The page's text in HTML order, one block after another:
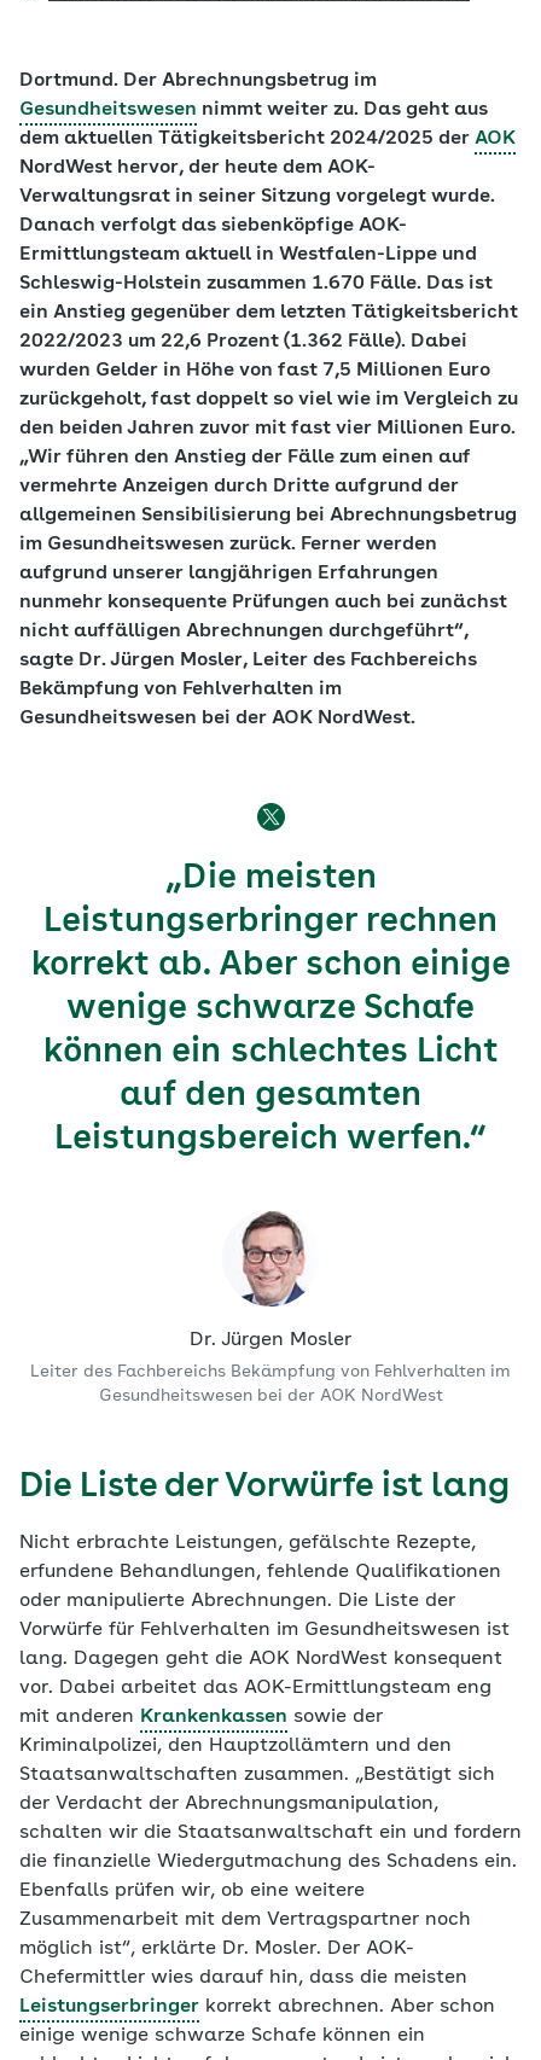
Dortmund. Der Abrechnungsbetrug im
Gesundheitswesen nimmt weiter zu. Das geht aus
dem aktuellen Tätigkeitsbericht 2024/2025 der AOK
NordWest hervor, der heute dem AOK-
Verwaltungsrat in seiner Sitzung vorgelegt wurde.
Danach verfolgt das siebenköpfige AOK-
Ermittlungsteam aktuell in Westfalen-Lippe und
Schleswig-Holstein zusammen 1.670 Fälle. Das ist
ein Anstieg gegenüber dem letzten Tätigkeitsbericht
2022/2023 um 22,6 Prozent (1.362 Fälle). Dabei
wurden Gelder in Höhe von fast 7,5 Millionen Euro
zurückgeholt, fast doppelt so viel wie im Vergleich zu
den beiden Jahren zuvor mit fast vier Millionen Euro.
„Wir führen den Anstieg der Fälle zum einen auf
vermehrte Anzeigen durch Dritte aufgrund der
allgemeinen Sensibilisierung bei Abrechnungsbetrug
im Gesundheitswesen zurück. Ferner werden
aufgrund unserer langjährigen Erfahrungen
nunmehr konsequente Prüfungen auch bei zunächst
nicht auffälligen Abrechnungen durchgeführt“,
sagte Dr. Jürgen Mosler, Leiter des Fachbereichs
Bekämpfung von Fehlverhalten im
Gesundheitswesen bei der AOK NordWest.
„Die meisten
Leistungserbringer rechnen
korrekt ab. Aber schon einige
wenige schwarze Schafe
können ein schlechtes Licht
auf den gesamten
Leistungsbereich werfen.“
Dr. Jürgen Mosler
Leiter des Fachbereichs Bekämpfung von Fehlverhalten im
Gesundheitswesen bei der AOK NordWest
Die Liste der Vorwürfe ist lang
Nicht erbrachte Leistungen, gefälschte Rezepte,
erfundene Behandlungen, fehlende Qualifikationen
oder manipulierte Abrechnungen. Die Liste der
Vorwürfe für Fehlverhalten im Gesundheitswesen ist
lang. Dagegen geht die AOK NordWest konsequent
vor. Dabei arbeitet das AOK-Ermittlungsteam eng
mit anderen Krankenkassen sowie der
Kriminalpolizei, den Hauptzollämtern und den
Staatsanwaltschaften zusammen. „Bestätigt sich
der Verdacht der Abrechnungsmanipulation,
schalten wir die Staatsanwaltschaft ein und fordern
die finanzielle Wiedergutmachung des Schadens ein.
Ebenfalls prüfen wir, ob eine weitere
Zusammenarbeit mit dem Vertragspartner noch
möglich ist“, erklärte Dr. Mosler. Der AOK-
Chefermittler wies darauf hin, dass die meisten
Leistungserbringer korrekt abrechnen. Aber schon
einige wenige schwarze Schafe können ein